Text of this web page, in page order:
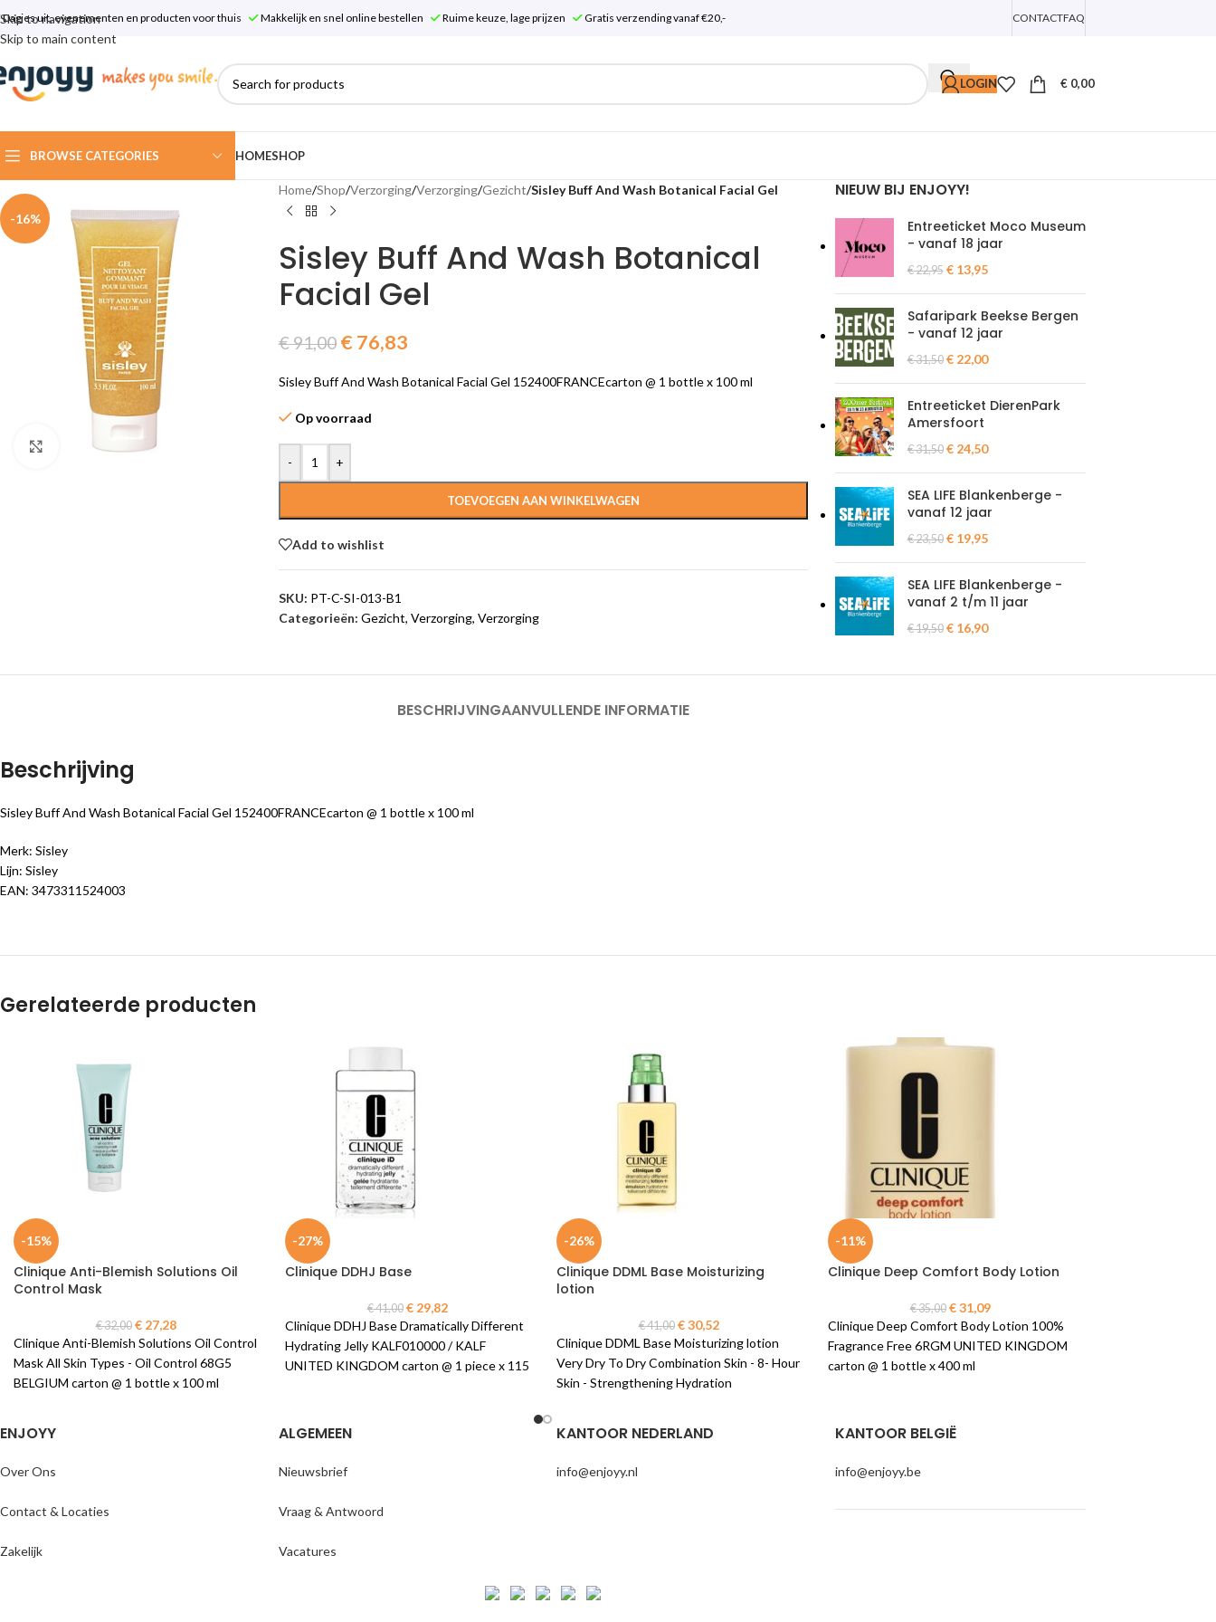
Skip to navigation
Skip to main content
Dagjes uit, evenementen en producten voor thuis Makkelijk en snel online bestellen Ruime keuze, lage prijzen Gratis verzending vanaf €20,- CONTACTFAQ
LOGIN € 0,00
BROWSE CATEGORIES HOMESHOP
-16%
Click to enlarge
Home/Shop/Verzorging/Verzorging/Gezicht/Sisley Buff And Wash Botanical Facial Gel
Sisley Buff And Wash Botanical
Facial Gel
€91,00 € 76,83
Sisley Buff And Wash Botanical Facial Gel 152400FRANCEcarton @ 1 bottle x 100 ml
Op voorraad
- +
TOEVOEGEN AAN WINKELWAGEN
Add to wishlist
SKU: PT-C-SI-013-B1
Categorieën: Gezicht, Verzorging, Verzorging
NIEUW BIJ ENJOYY!
Entreeticket Moco Museum
- vanaf 18 jaar
€22,95 €13,95
Safaripark Beekse Bergen
- vanaf 12 jaar
€31,50 €22,00
Entreeticket DierenPark
Amersfoort
€31,50 €24,50
SEA LIFE Blankenberge -
vanaf 12 jaar
€23,50 €19,95
SEA LIFE Blankenberge -
vanaf 2 t/m 11 jaar
€19,50 €16,90
BESCHRIJVINGAANVULLENDE INFORMATIE
Beschrijving
Sisley Buff And Wash Botanical Facial Gel 152400FRANCEcarton @ 1 bottle x 100 ml
Merk: Sisley
Lijn: Sisley
EAN: 3473311524003
Gerelateerde producten
-15%
Clinique Anti-Blemish Solutions Oil
Control Mask
€32,00 €27,28
Clinique Anti-Blemish Solutions Oil Control
Mask All Skin Types - Oil Control 68G5
BELGIUM carton @ 1 bottle x 100 ml
-27%
Clinique DDHJ Base
€41,00 €29,82
Clinique DDHJ Base Dramatically Different
Hydrating Jelly KALF010000 / KALF
UNITED KINGDOM carton @ 1 piece x 115
-26%
Clinique DDML Base Moisturizing
lotion
€41,00 €30,52
Clinique DDML Base Moisturizing lotion
Very Dry To Dry Combination Skin - 8- Hour
Skin - Strengthening Hydration
-11%
Clinique Deep Comfort Body Lotion
€35,00 €31,09
Clinique Deep Comfort Body Lotion 100%
Fragrance Free 6RGM UNITED KINGDOM
carton @ 1 bottle x 400 ml
ENJOYY
Over Ons
Contact & Locaties
Zakelijk
ALGEMEEN
Nieuwsbrief
Vraag & Antwoord
Vacatures
KANTOOR NEDERLAND
info@enjoyy.nl
KANTOOR BELGIË
info@enjoyy.be